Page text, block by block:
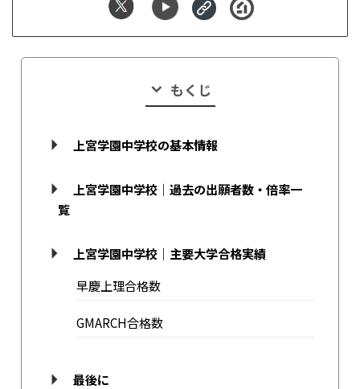
もくじ
上宮学園中学校の基本情報
上宮学園中学校｜過去の出願者数・倍率一
覧
上宮学園中学校｜主要大学合格実績
早慶上理合格数
GMARCH合格数
最後に